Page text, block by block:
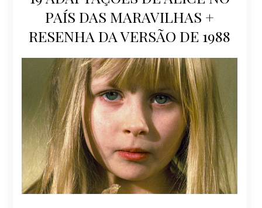
PAÍS DAS MARAVILHAS +
RESENHA DA VERSÃO DE 1988